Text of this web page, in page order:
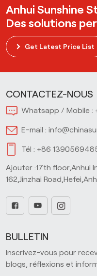
Anhui Sunshine
Des solutions
Get Latest Price List
CONTACTEZ-NOUS
Whatsapp / Mobile :
E-mail :
Tél : +86
Ajouter :17th floor,Anhui
162,Jinzhai
BULLETIN
Inscrivez-vous pour
blogs, réflexions et